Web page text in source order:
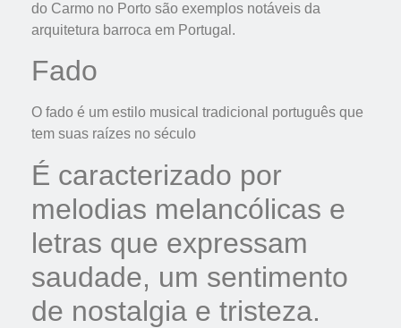
do Carmo no Porto são exemplos notáveis ​​da
arquitetura barroca em Portugal.
Fado
O fado é um estilo musical tradicional português que
tem suas raízes no século
É caracterizado por
melodias melancólicas e
letras que expressam
saudade, um sentimento
de nostalgia e tristeza.